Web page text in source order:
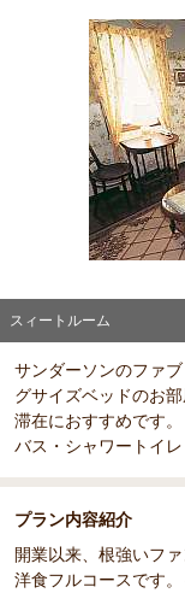
スィートルーム
サンダーソンのファ
グサイズベッドのお
滞在におすすめです。
バス・シャワートイ
プラン内容紹介
開業以来、根強いフ
洋食フルコースです
部屋詳細
スィートルーム